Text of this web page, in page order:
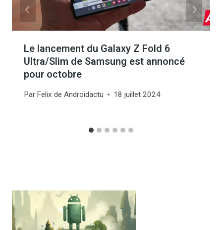
Le lancement du Galaxy Z Fold 6
Ultra/Slim de Samsung est annoncé
pour octobre
Par Felix de Androidactu 18 juillet 2024